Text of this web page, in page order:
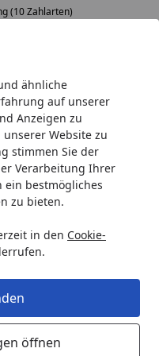
ähnliche
auf unserer
Anzeigen zu
Website zu
stimmen Sie der
Verarbeitung Ihrer
ein bestmögliches
zu bieten.
in den Cookie-
öffnen
Zahlarten)
für Gasbrenner,
Gasbrenner,
für